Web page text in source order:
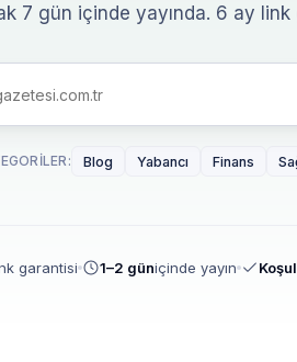
7 gün içinde yayında. 6 ay
Blog Yabancı Finans
garantisi 1–2 güniçinde yayın